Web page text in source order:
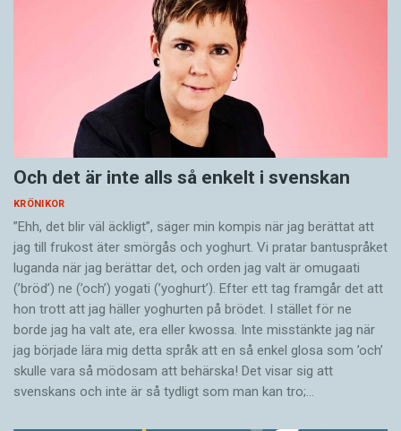
Och det är inte alls så enkelt i svenskan
KRÖNIKOR
”Ehh, det blir väl äckligt”, säger min kompis när jag berättat att
jag till frukost äter smörgås och yoghurt. Vi pratar bantuspråket
luganda när jag berättar det, och orden jag valt är omugaati
(’bröd’) ne (’och’) yogati (’yoghurt’). Efter ett tag framgår det att
hon trott att jag häller yoghurten på brödet. I stället för ne
borde jag ha valt ate, era eller kwossa. Inte misstänkte jag när
jag började lära mig detta språk att en så enkel glosa som ’och’
skulle vara så mödosam att behärska! Det visar sig att
svenskans och inte är så tydligt som man kan tro;…